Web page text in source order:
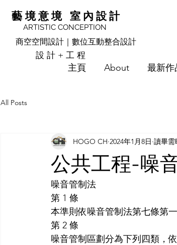
藝境意境 室內設計
ARTISTIC CONCEPTION
商空空間設計｜數位互動整合設計
設計+工程
主頁 About 最新作
All Posts
公共工程-噪
HOGO CH 2024年1月8日 讀畢需
噪音管制法
第 1 條
本準則依噪音管制法第七條第
第 2 條
噪音管制區劃分為下列四類，